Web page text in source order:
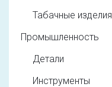
Табачные изделия
Промышленность
Детали
Инструменты